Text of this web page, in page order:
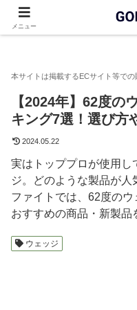
ウェッジ
【2024年】62度の
キング7選！選び方
2024.05.22
実はトッププロが使用し
ジ。どのような製品が
ファイトでは、62度の
おすすめの商品・新製品
ウェッジ
メニュー